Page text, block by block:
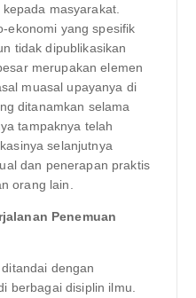
masyarakat.
ekonomi yang spesifik
tidak dipublikasikan
merupakan elemen
muasal upayanya di
ditanamkan selama
tampaknya telah
selanjutnya
dan penerapan praktis
orang lain.
Penemuan
dengan
berbagai disiplin ilmu.